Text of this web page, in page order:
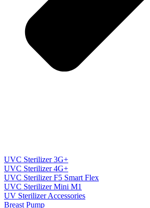
UVC Sterilizer 3G+
UVC Sterilizer 4G+
UVC Sterilizer F5 Smart Flex
UVC Sterilizer Mini M1
UV Sterilizer Accessories
Breast Pump